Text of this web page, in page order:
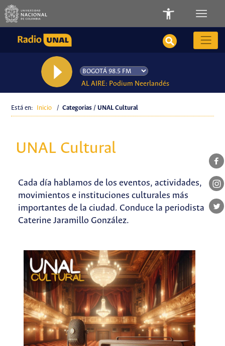
AL AIRE: Podium Neerlandés
Está en: Inicio / Categorias / UNAL Cultural
UNAL Cultural
Cada día hablamos de los eventos, actividades,
movimientos e instituciones culturales más
importantes de la ciudad. Conduce la periodista
Caterine Jaramillo González.